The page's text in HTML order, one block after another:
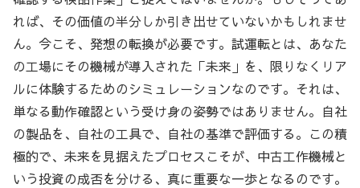
れば、その価値の半分しか引き出せていないかもしれませ
ん。今こそ、発想の転換が必要です。試運転とは、あなた
の工場にその機械が導入された「未来」を、限りなくリア
ルに体験するためのシミュレーションなのです。それは、
単なる動作確認という受け身の姿勢ではありません。自社
の製品を、自社の工具で、自社の基準で評価する。この積
極的で、未来を見据えたプロセスこそが、中古工作機械と
いう投資の成否を分ける、真に重要な一歩となるのです。